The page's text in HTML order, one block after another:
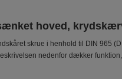
hoved,
skrue i henhold til DIN 965
nedenfor dækker